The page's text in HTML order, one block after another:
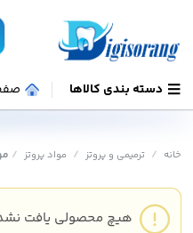
دسته بندی کالاها
خانه / ترمیمی و پروتز / مواد پروتز /
هیچ محصولی یافت